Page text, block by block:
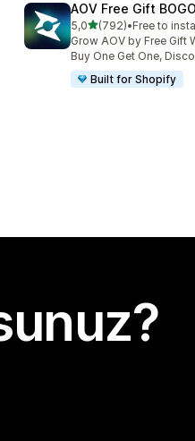
AOV Free Gift
5,05 yıldız üzerinden
(792)
toplam 792•Free to
Grow AOV by Free Gift
Buy One Get One,
Built for Shopify